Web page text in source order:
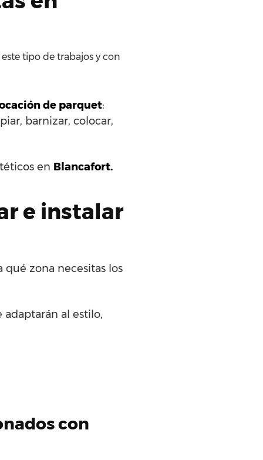
tipo de trabajos y con
de parquet:
barnizar, colocar,
en Blancafort.
e instalar
zona necesitas los
adaptarán al estilo,
con